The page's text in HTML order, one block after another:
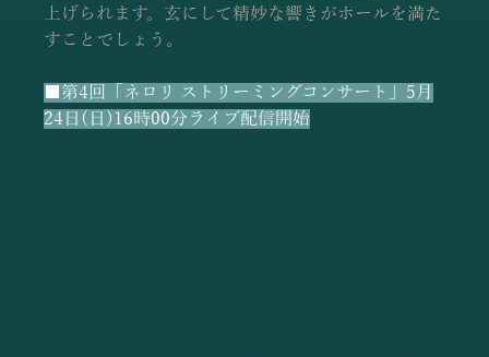
上げられます。玄にして精妙な響きがホールを満た
すことでしょう。
■第4回「ネロリ ストリーミングコンサート」5月
24日(日)16時00分ライブ配信開始